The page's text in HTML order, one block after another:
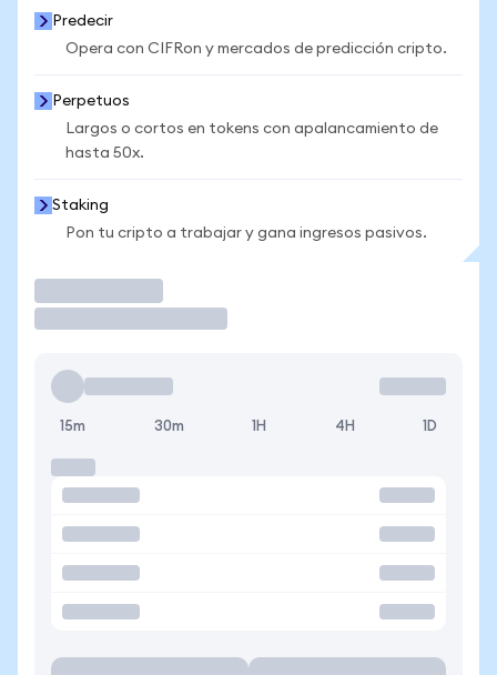
Predecir
Opera con CIFRon y mercados de predicción cripto.
Perpetuos
Largos o cortos en tokens con apalancamiento de
hasta 50x.
Staking
Pon tu cripto a trabajar y gana ingresos pasivos.
15m 30m 1H 4H 1D